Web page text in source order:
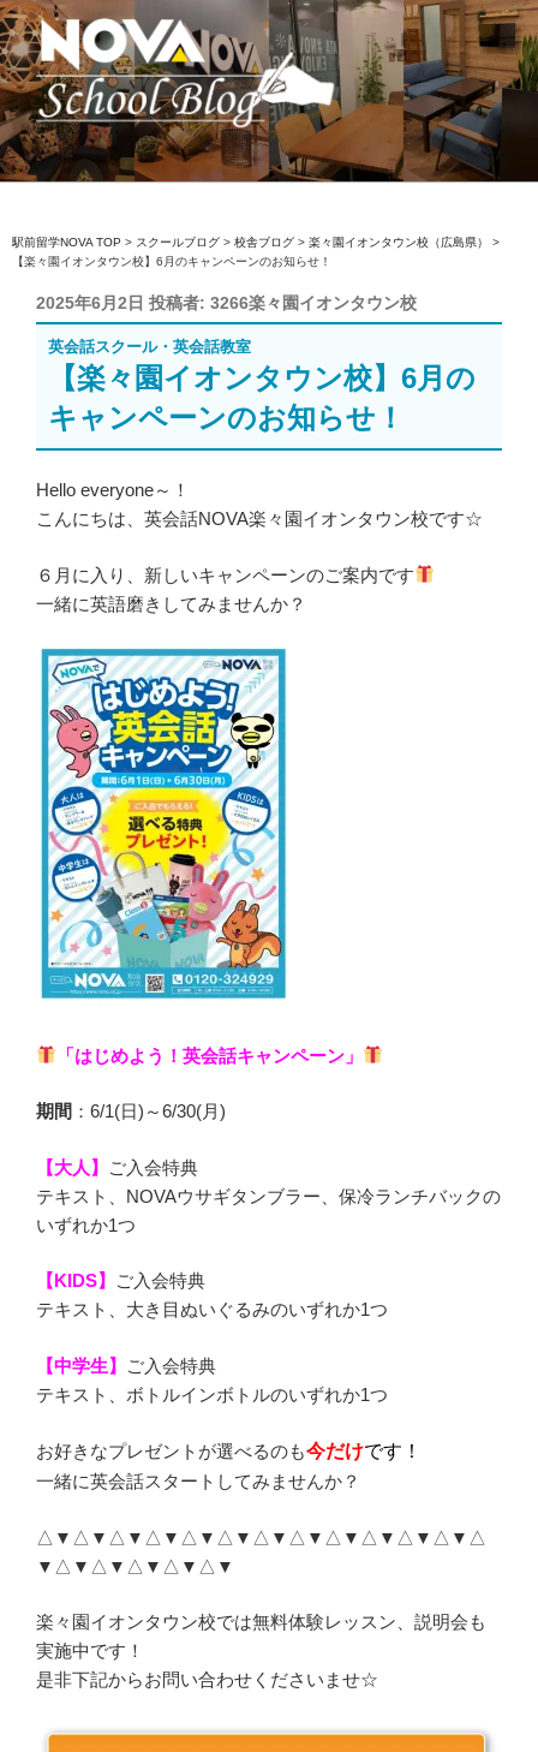
コ
ン
テ
ン
ツ
へ
ス
ッ
駅前留学NOVA【公式】スクールブロ
英会話スクール・英会話教室
駅前留学NOVA TOP > スクールブログ > 校舎ブログ > 楽々園イオンタウン校（広島県）
>
【楽々園イオンタウン校】6月のキャンペーンのお知らせ！
投
稿
日:
2025年6月2日 投稿者: 3266楽々園イオンタウン校
英会話スクール・英会話教室
【楽々園イオンタウン校】6月の
キャンペーンのお知らせ！
Hello everyone～！
こんにちは、英会話NOVA楽々園イオンタウン校です☆
６月に入り、新しいキャンペーンのご案内です
一緒に英語磨きしてみませんか？
「はじめよう！英会話キャンペーン」
期間 ：6/1(日)～6/30(月)
【大人】
ご入会特典
テキスト、NOVAウサギタンブラー、保冷ランチバックの
いずれか1つ
【KIDS】
ご入会特典
テキスト、大き目ぬいぐるみのいずれか1つ
【中学生】
ご入会特典
テキスト、ボトルインボトルのいずれか1つ
お好きなプレゼントが選べるのも今だけです！
一緒に英会話スタートしてみませんか？
△▼△▼△▼△▼△▼△▼△▼△▼△▼△▼△▼△▼△
▼△▼△▼△▼△▼△▼
楽々園イオンタウン校では無料体験レッスン、説明会も
実施中です！
是非下記からお問い合わせくださいませ☆